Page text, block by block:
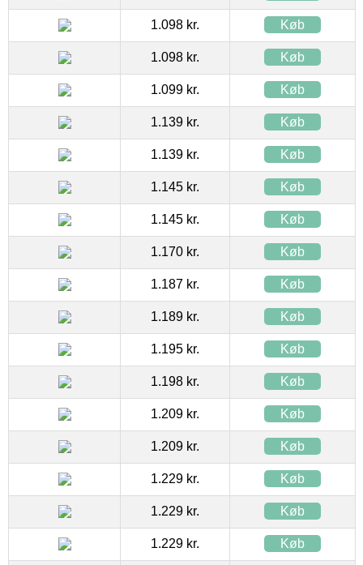
1.098 kr. Køb
1.098 kr. Køb
1.099 kr. Køb
1.139 kr. Køb
1.139 kr. Køb
1.145 kr. Køb
1.145 kr. Køb
1.170 kr. Køb
1.187 kr. Køb
1.189 kr. Køb
1.195 kr. Køb
1.198 kr. Køb
1.209 kr. Køb
1.209 kr. Køb
1.229 kr. Køb
1.229 kr. Køb
1.229 kr. Køb